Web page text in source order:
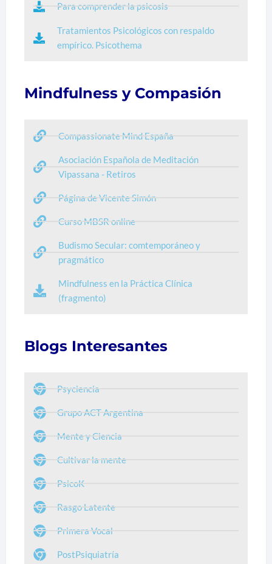
Para comprender la psicosis
Tratamientos Psicológicos con respaldo
empírico. Psicothema
Mindfulness y Compasión
Compassionate Mind España
Asociación Española de Meditación
Vipassana - Retiros
Página de Vicente Simón
Curso MBSR online
Budismo Secular: comtemporáneo y
pragmático
Mindfulness en la Práctica Clínica
(fragmento)
Blogs Interesantes
Psyciencia
Grupo ACT Argentina
Mente y Ciencia
Cultivar la mente
PsicoK
Rasgo Latente
Primera Vocal
PostPsiquiatría